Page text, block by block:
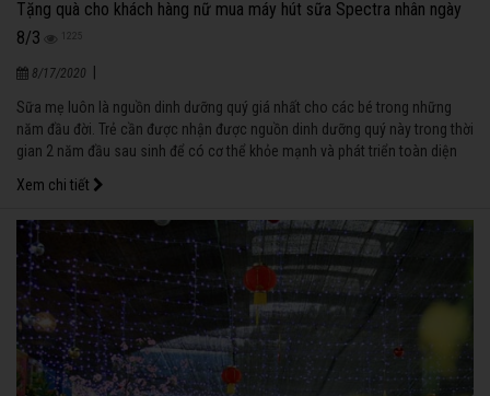
Tặng quà cho khách hàng nữ mua máy hút sữa Spectra nhân ngày
8/3
8/17/2020
Sữa mẹ luôn là nguồn dinh dưỡng quý giá nhất cho các bé trong những
năm đầu đời. Trẻ cần được nhận được nguồn dinh dưỡng quý này trong thời
gian 2 năm đầu sau sinh để có cơ thể khỏe mạnh và phát triển toàn diện
Xem chi tiết